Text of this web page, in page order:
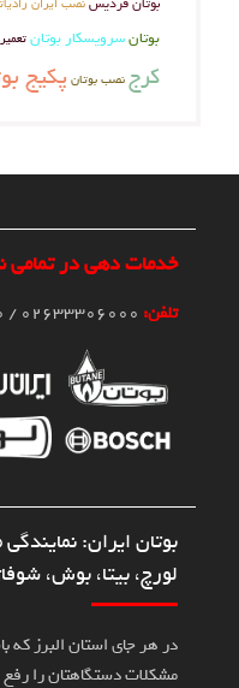
بوتانسرویسکار بوتان
کرجنصب بوتان پکیج
خدمات دهی در تمامی
تلفن:
بوتان ایران: نمایندگی
لورچ، بیتا، بوش،
در هر جای استان البرز که
مشکلات دستگاهتان را